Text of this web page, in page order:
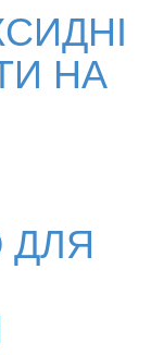
НА
ДЛЯ